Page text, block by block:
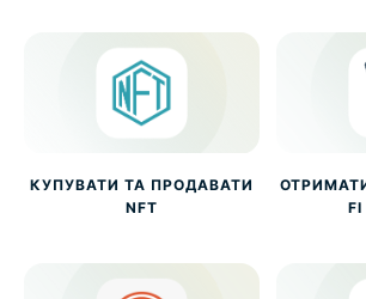
КУПУВАТИ ТА ПРОДАВАТИ
NFT